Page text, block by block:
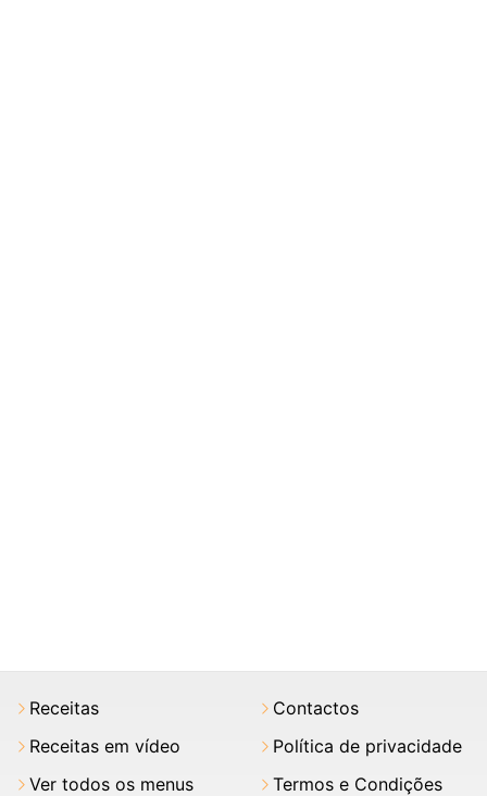
Receitas
Receitas em vídeo
Ver todos os menus
Contactos
Política de privacidade
Termos e Condições